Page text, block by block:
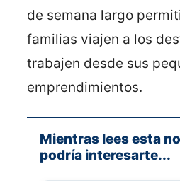
de semana largo
familias viajen a los
trabajen desde sus
emprendimientos.
Mientras lees esta
podría interesarte...